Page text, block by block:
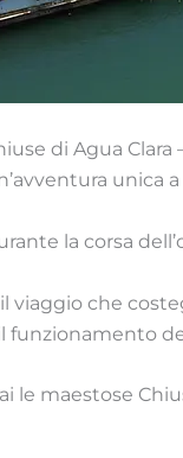
di Agua
unica
la corsa
viaggio che
funzionamento
le maestose